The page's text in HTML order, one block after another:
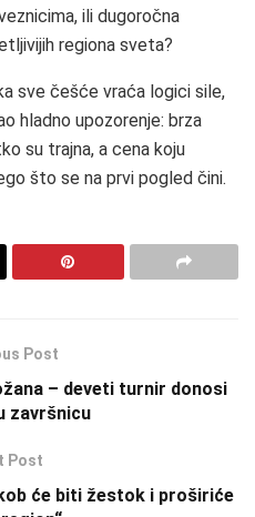
ili dugoročna
regiona sveta?
sve češće vraća logici sile,
hladno upozorenje: brza
su trajna, a cena koju
što se na prvi pogled čini.
Post
– deveti turnir donosi
završnicu
Post
će biti žestok i proširiće